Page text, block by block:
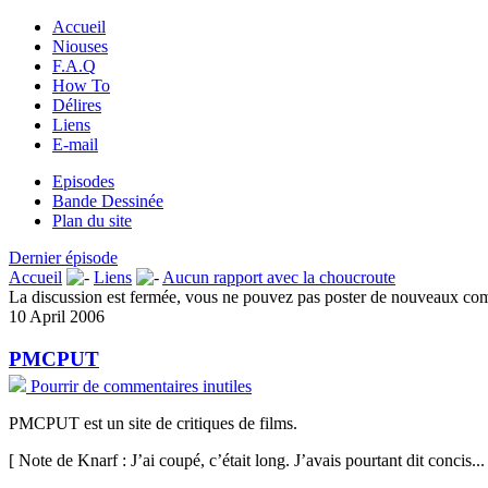
Accueil
Niouses
F.A.Q
How To
Délires
Liens
E-mail
Episodes
Bande Dessinée
Plan du site
Dernier épisode
Accueil
Liens
Aucun rapport avec la choucroute
La discussion est fermée, vous ne pouvez pas poster de nouveaux
10 April 2006
PMCPUT
Pourrir de commentaires inutiles
PMCPUT est un site de critiques de films.
[ Note de Knarf : J’ai coupé, c’était long. J’avais pourtant dit